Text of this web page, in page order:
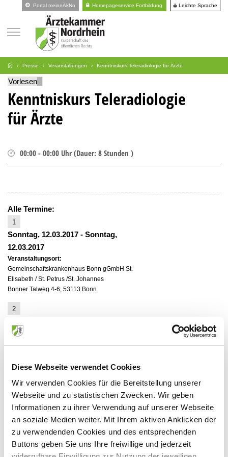
Diese Webseite verwendet Cookies
Wir verwenden Cookies für die Bereitstellung unserer
Webseite und zu statistischen Zwecken. Wir geben
Informationen zu ihrer Verwendung auf unserer Webseite
an soziale Medien weiter. Mit Ihrem aktiven Anklicken der
zu verwendenden Cookies und des entsprechenden
Buttons geben Sie uns Ihre freiwillige und jederzeit
Portal meineÄkNo Homepageservice Fortbildung Leichte Sprache
Presse Veranstaltungen Kenntniskurs Teleradiologie für Ärzte
Vorlesen
Kenntniskurs Teleradiologie
für Ärzte
00:00 - 00:00 Uhr (Dauer: 8 Stunden )
Alle Termine:
1
Sonntag, 12.03.2017 - Sonntag,
12.03.2017
Veranstaltungsort:
Gemeinschaftskrankenhaus Bonn gGmbH St.
Elisabeth / St. Petrus /St. Johannes
Bonner Talweg 4-6, 53113 Bonn
2
10.09.2017
Veranstaltungsort:
Elisabeth / St. Petrus /St. Johannes
Anbieter:
Gemeinschaftskrankenhaus Bonn gGmbH Haus St.